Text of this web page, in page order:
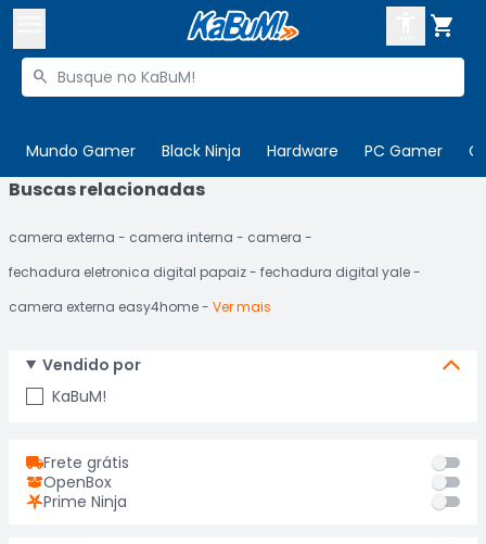

Buscar produtos

Mundo Gamer Black Ninja Hardware PC Gamer

 Departamentos
Cupons
 Ativar tradutor em libras
ENTRE
CADASTRE-SE
Buscas relacionadas
camera externa camera interna
camera
fechadura eletronica digital papaiz
fechadura digital yale
camera externa easy4home
Ver mais
Vendido por
KaBuM!
Frete grátis
OpenBox
Prime Ninja